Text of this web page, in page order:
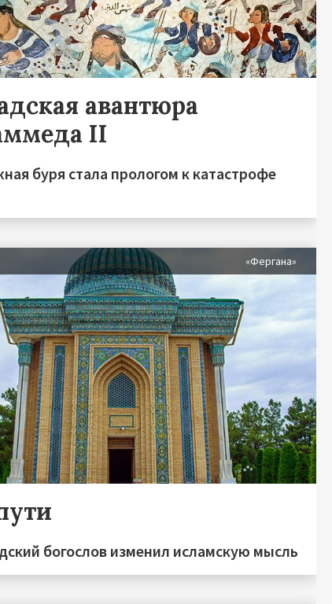
авантюра
II
буря стала прологом к катастрофе
«Фергана»
богослов изменил исламскую мысль